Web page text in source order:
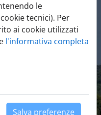
in riva al
aperte le
torna sul lago
aperte per gli
le
tecnici). Per
ai cookie utilizzati
l'informativa completa
Salva preferenze